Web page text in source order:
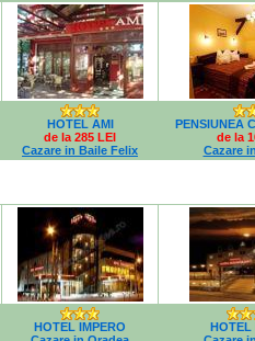
HOTEL AMI
de la 285 LEI
Cazare in Baile Felix
PENSIUNEA
de la
Cazare
HOTEL IMPERO
HOTEL